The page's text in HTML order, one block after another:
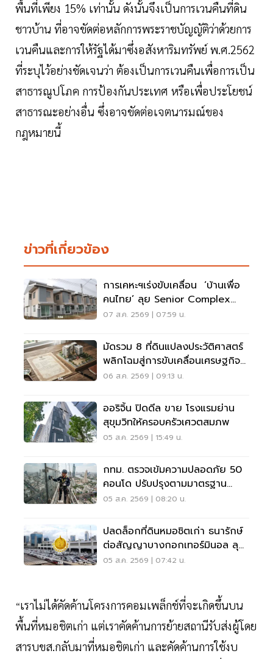
พื้นที่เพียง 15% เท่านั้น ดังนั้นจึงเป็นการเวนคืนที่ดิน
ชาวบ้าน ที่อาจขัดต่อหลักการพระราชบัญญัติว่าด้วยการ
เวนคืนและการให้รัฐได้มาซึ่งอสังหาริมทรัพย์ พ.ศ.2562
ที่ระบุไว้อย่างชัดเจนว่า ต้องเป็นการเวนคืนเพื่อการเป็น
สาธารณูปโภค การป้องกันประเทศ หรือเพื่อประโยชน์
สาธารณะอย่างอื่น ซึ่งอาจขัดต่อเจตนารมณ์ของ
กฎหมายนี้
ข่าวที่เกี่ยวข้อง
การเคหะฯเร่งขับเคลื่อน ‘บ้านเพื่อ
คนไทย’ ลุย Senior Complex
ฟื้นฟูเมือง
07 ส.ค. 2569 | 07:59 น.
มัดรวม 8 ที่ดินแปลงประวัติศาสตร์
พลิกโฉมสู่การขับเคลื่อนเศรษฐกิจ
เมือง
06 ส.ค. 2569 | 09:13 น.
ออริจิ้น ปิดดีล ขาย โรงแรมย่าน
สุขุมวิทให้ครอบครัวเศวตสมภพ
05 ส.ค. 2569 | 15:49 น.
กทม. ตรวจเข้มความปลอดภัย 50
คอนโด ปรับปรุงตามมาตรฐาน
เคร่งครัด
05 ส.ค. 2569 | 08:20 น.
ปลดล็อกที่ดินหมอชิตเก่า ธนารักษ์
ต่อสัญญาบางกอกเทอร์มินอล ลุย
บิ๊กโปรเจ็กต์
05 ส.ค. 2569 | 07:42 น.
“เราไม่ได้คัดค้านโครงการคอมเพล็กช์ที่จะเกิดขึ้นบน
พื้นที่หมอชิตเก่า แต่เราคัดค้านการย้ายสถานีรับส่งผู้โดย
สารบขส.กลับมาที่หมอชิตเก่า และคัดค้านการใช้งบ